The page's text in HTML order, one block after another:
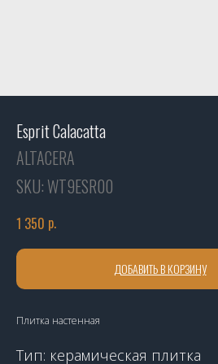
Esprit Calacatta
ALTACERA
SKU: WT9ESR00
1 350 р.
ДОБАВИТЬ В КОРЗИНУ
Плитка настенная
Тип: керамическая плитка